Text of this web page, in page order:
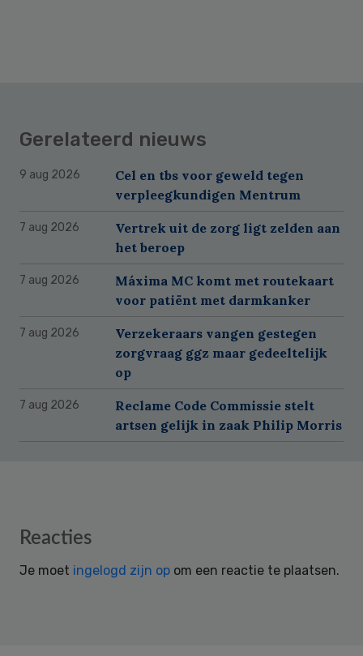
Gerelateerd nieuws
9 aug 2026
Cel en tbs voor geweld tegen
verpleegkundigen Mentrum
7 aug 2026
Vertrek uit de zorg ligt zelden aan
het beroep
7 aug 2026
Máxima MC komt met routekaart
voor patiënt met darmkanker
7 aug 2026
Verzekeraars vangen gestegen
zorgvraag ggz maar gedeeltelijk
op
7 aug 2026
Reclame Code Commissie stelt
artsen gelijk in zaak Philip Morris
Reader
Reacties
Je moet ingelogd zijn op om een reactie te plaatsen.